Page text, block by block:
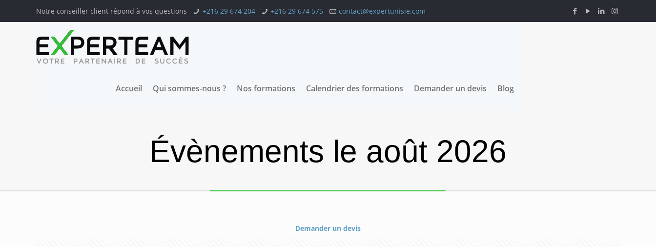
Notre conseiller client répond à vos questions +216 29 674 204 +216 29 674 575 contact@expertunisie.com
Accueil Qui sommes-nous ? Nos formations Calendrier des formations Demander un devis Blog
Évènements le août 2026
Demander un devis